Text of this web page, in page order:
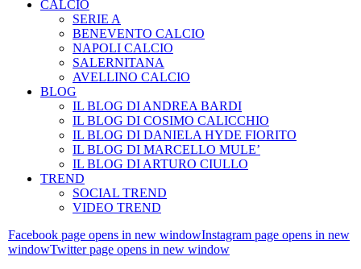
CALCIO
SERIE A
BENEVENTO CALCIO
NAPOLI CALCIO
SALERNITANA
AVELLINO CALCIO
BLOG
IL BLOG DI ANDREA BARDI
IL BLOG DI COSIMO CALICCHIO
IL BLOG DI DANIELA HYDE FIORITO
IL BLOG DI MARCELLO MULE’
IL BLOG DI ARTURO CIULLO
TREND
SOCIAL TREND
VIDEO TREND
Facebook page opens in new windowInstagram page opens in new
windowTwitter page opens in new window